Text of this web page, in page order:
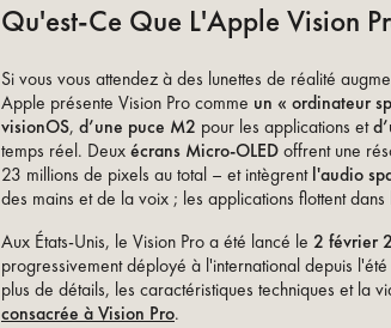
Qu'est-Ce Que L'Apple Vision
Si vous vous attendez à des lunettes de réalité
Apple présente Vision Pro comme un « ordinateur
visionOS, d’une puce M2 pour les applications et
temps réel. Deux écrans Micro-OLED offrent une
23 millions de pixels au total – et intègrent l'audio
des mains et de la voix ; les applications flottent
Aux États-Unis, le Vision Pro a été lancé le 2 février
progressivement déployé à l'international depuis
plus de détails, les caractéristiques techniques et la
consacrée à Vision Pro.